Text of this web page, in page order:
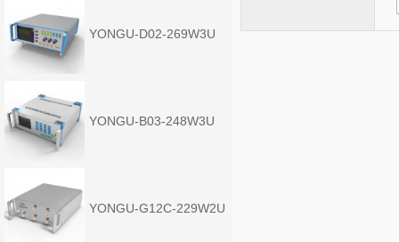
YONGU-D02-269W3U
YONGU-B03-248W3U
YONGU-G12C-229W2U